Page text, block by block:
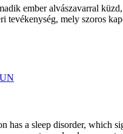
ember alvászavarral
tevékenység, mely szoros
has a sleep disorder, which